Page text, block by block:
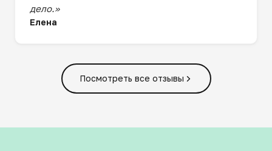
дело.»
Елена
Посмотреть все отзывы